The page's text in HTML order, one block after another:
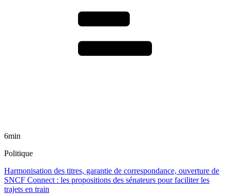
6min
Politique
Harmonisation des titres, garantie de correspondance, ouverture de
SNCF Connect : les propositions des sénateurs pour faciliter les
trajets en train